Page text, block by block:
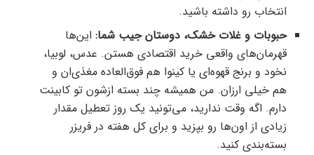
انتخاب رو داشته باشید.
حبوبات و غلات خشک، دوستان جیب شما: این‌ها
قهرمان‌های واقعی خرید اقتصادی هستن. عدس، لوبیا،
نخود و برنج قهوه‌ای یا کینوا هم فوق‌العاده مغذی‌ان و
هم خیلی ارزان. من همیشه چند بسته ازشون تو کابینت
دارم. اگه وقت ندارید، می‌تونید یک روز تعطیل مقدار
زیادی از اون‌ها رو بپزید و برای کل هفته در فریزر
بسته‌بندی کنید.